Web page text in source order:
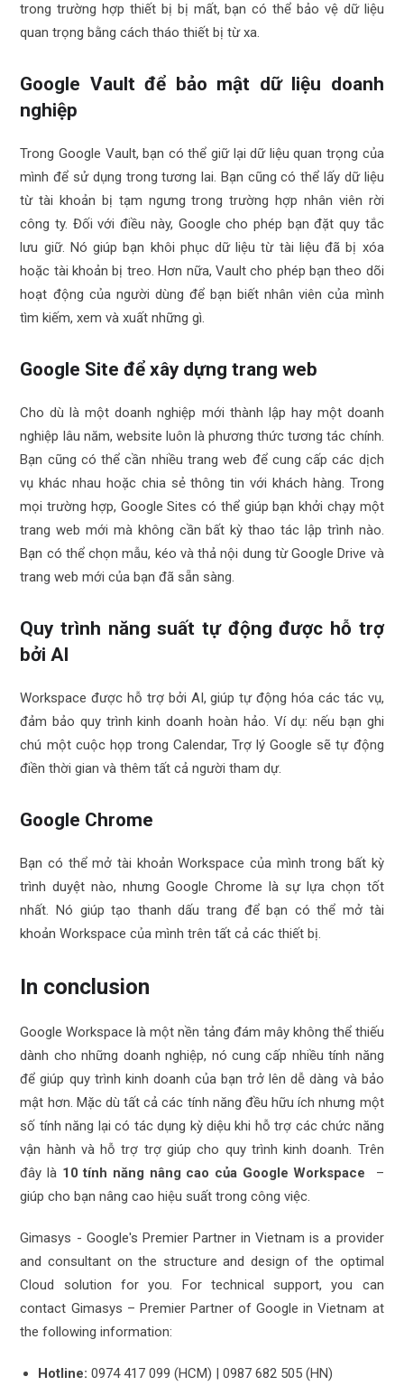
trong trường hợp thiết bị bị mất, bạn có thể bảo vệ dữ liệu
quan trọng bằng cách tháo thiết bị từ xa.
Google Vault để bảo mật dữ liệu doanh
nghiệp
Trong Google Vault, bạn có thể giữ lại dữ liệu quan trọng của
mình để sử dụng trong tương lai. Bạn cũng có thể lấy dữ liệu
từ tài khoản bị tạm ngưng trong trường hợp nhân viên rời
công ty. Đối với điều này, Google cho phép bạn đặt quy tắc
lưu giữ. Nó giúp bạn khôi phục dữ liệu từ tài liệu đã bị xóa
hoặc tài khoản bị treo. Hơn nữa, Vault cho phép bạn theo dõi
hoạt động của người dùng để bạn biết nhân viên của mình
tìm kiếm, xem và xuất những gì.
Google Site để xây dựng trang web
Cho dù là một doanh nghiệp mới thành lập hay một doanh
nghiệp lâu năm, website luôn là phương thức tương tác chính.
Bạn cũng có thể cần nhiều trang web để cung cấp các dịch
vụ khác nhau hoặc chia sẻ thông tin với khách hàng. Trong
mọi trường hợp, Google Sites có thể giúp bạn khởi chạy một
trang web mới mà không cần bất kỳ thao tác lập trình nào.
Bạn có thể chọn mẫu, kéo và thả nội dung từ Google Drive và
trang web mới của bạn đã sẵn sàng.
Quy trình năng suất tự động được hỗ trợ
bởi AI
Workspace được hỗ trợ bởi AI, giúp tự động hóa các tác vụ,
đảm bảo quy trình kinh doanh hoàn hảo. Ví dụ: nếu bạn ghi
chú một cuộc họp trong Calendar, Trợ lý Google sẽ tự động
điền thời gian và thêm tất cả người tham dự.
Google Chrome
Bạn có thể mở tài khoản Workspace của mình trong bất kỳ
trình duyệt nào, nhưng Google Chrome là sự lựa chọn tốt
nhất. Nó giúp tạo thanh dấu trang để bạn có thể mở tài
khoản Workspace của mình trên tất cả các thiết bị.
In conclusion
Google Workspace là một nền tảng đám mây không thể thiếu
dành cho những doanh nghiệp, nó cung cấp nhiều tính năng
để giúp quy trình kinh doanh của bạn trở lên dễ dàng và bảo
mật hơn. Mặc dù tất cả các tính năng đều hữu ích nhưng một
số tính năng lại có tác dụng kỳ diệu khi hỗ trợ các chức năng
vận hành và hỗ trợ trợ giúp cho quy trình kinh doanh. Trên
đây là 10 tính năng nâng cao của Google Workspace –
giúp cho bạn nâng cao hiệu suất trong công việc.
Gimasys - Google's Premier Partner in Vietnam is a provider
and consultant on the structure and design of the optimal
Cloud solution for you. For technical support, you can
contact Gimasys – Premier Partner of Google in Vietnam at
the following information:
Hotline:0974 417 099 (HCM) | 0987 682 505 (HN)